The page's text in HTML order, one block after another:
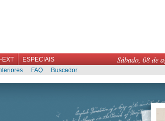
Sábado, 08 de
EXT
ESPECIAIS
FAQ Buscador